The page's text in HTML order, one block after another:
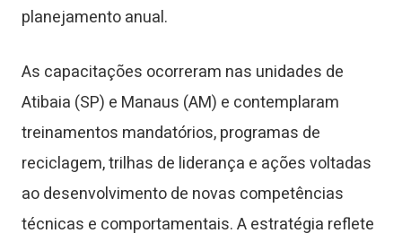
planejamento anual.
As capacitações ocorreram nas unidades de
Atibaia (SP) e Manaus (AM) e contemplaram
treinamentos mandatórios, programas de
reciclagem, trilhas de liderança e ações voltadas
ao desenvolvimento de novas competências
técnicas e comportamentais. A estratégia reflete